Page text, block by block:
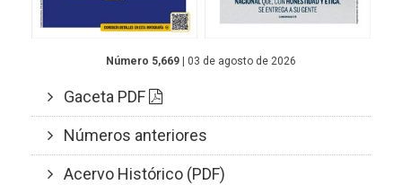
Número 5,669 | 03 de agosto de 2026
Gaceta PDF
Números anteriores
Acervo Histórico (PDF)